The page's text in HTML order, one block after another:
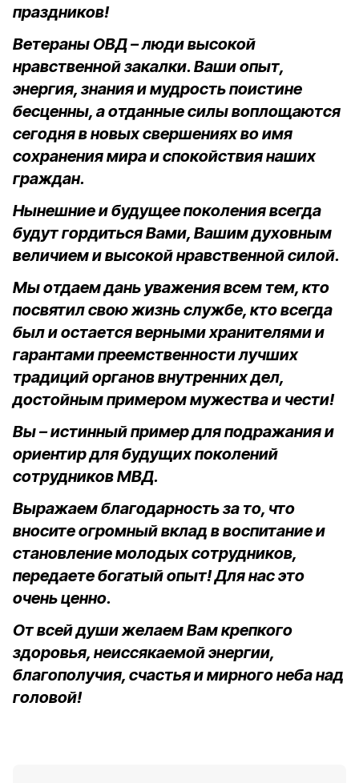
праздников!
Ветераны ОВД – люди высокой
нравственной закалки. Ваши опыт,
энергия, знания и мудрость поистине
бесценны, а отданные силы воплощаются
сегодня в новых свершениях во имя
сохранения мира и спокойствия наших
граждан.
Нынешние и будущее поколения всегда
будут гордиться Вами, Вашим духовным
величием и высокой нравственной силой.
Мы отдаем дань уважения всем тем, кто
посвятил свою жизнь службе, кто всегда
был и остается верными хранителями и
гарантами преемственности лучших
традиций органов внутренних дел,
достойным примером мужества и чести!
Вы – истинный пример для подражания и
ориентир для будущих поколений
сотрудников МВД.
Выражаем благодарность за то, что
вносите огромный вклад в воспитание и
становление молодых сотрудников,
передаете богатый опыт! Для нас это
очень ценно.
От всей души желаем Вам крепкого
здоровья, неиссякаемой энергии,
благополучия, счастья и мирного неба над
головой!